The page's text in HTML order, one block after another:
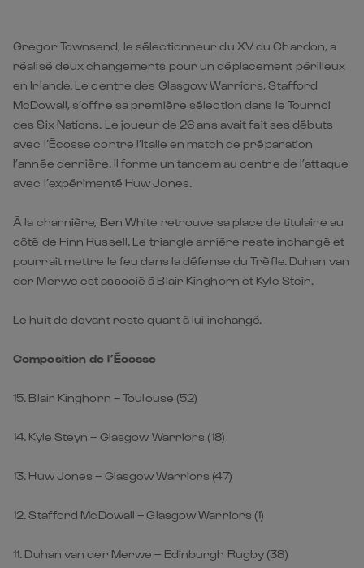
Gregor Townsend, le sélectionneur du XV du Chardon, a
réalisé deux changements pour un déplacement périlleux
en Irlande. Le centre des Glasgow Warriors, Stafford
McDowall, s’offre sa première sélection dans le Tournoi
des Six Nations. Le joueur de 26 ans avait fait ses débuts
avec l’Écosse contre l’Italie en match de préparation
l’année dernière. Il forme un tandem au centre de l’attaque
avec l’expérimenté Huw Jones.
À la charnière, Ben White retrouve sa place de titulaire au
côté de Finn Russell. Le triangle arrière reste inchangé et
pourrait mettre le feu dans la défense du Trèfle. Duhan van
der Merwe est associé à Blair Kinghorn et Kyle Stein.
Le huit de devant reste quant à lui inchangé.
Composition de l’Écosse
15. Blair Kinghorn – Toulouse (52)
14. Kyle Steyn – Glasgow Warriors (18)
13. Huw Jones – Glasgow Warriors (47)
12. Stafford McDowall – Glasgow Warriors (1)
11. Duhan van der Merwe – Edinburgh Rugby (38)